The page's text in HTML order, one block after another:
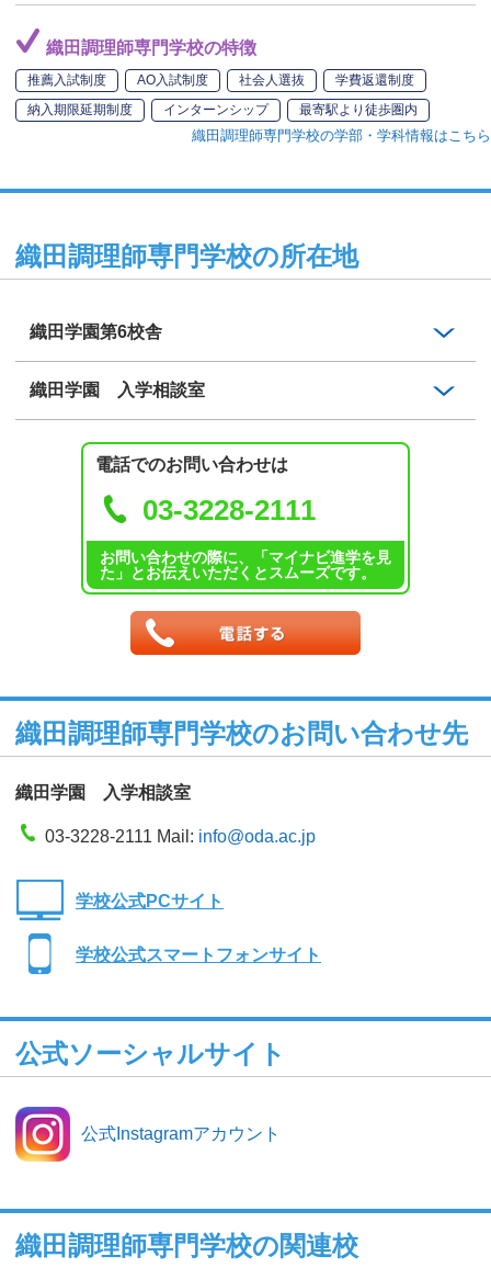
織田調理師専門学校の特徴
推薦入試制度 AO入試制度 社会人選抜
学費返還制度
納入期限延期制度
インターンシップ 最寄駅より徒歩圏内
織田調理師専門学校の学部・学科情報はこちら
織田調理師専門学校の所在地
織田学園第6校舎
織田学園 入学相談室
電話でのお問い合わせは
03-3228-2111
お問い合わせの際に、「マイナビ進学を見
た」とお伝えいただくとスムーズです。
織田調理師専門学校のお問い合わせ先
織田学園 入学相談室
03-3228-2111 Mail: info@oda.ac.jp
学校公式PCサイト
学校公式スマートフォンサイト
公式ソーシャルサイト
公式Instagramアカウント
織田調理師専門学校の関連校